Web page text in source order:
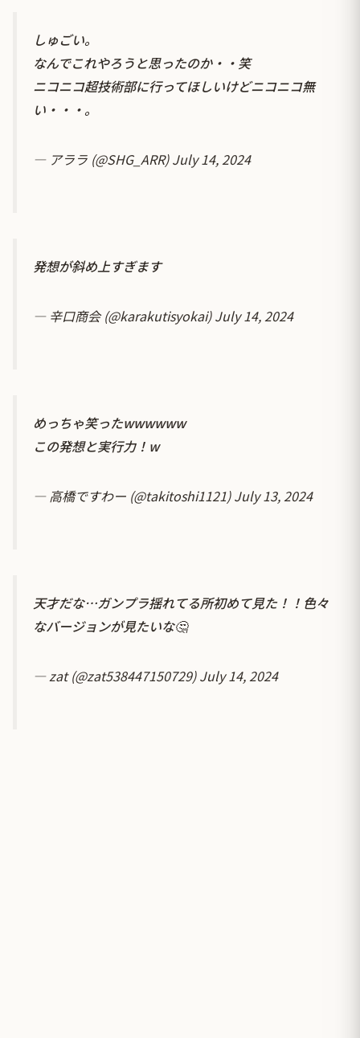
しゅごい。
なんでこれやろうと思ったのか・・笑
ニコニコ超技術部に行ってほしいけどニコニコ無
い・・・。
— アララ (@SHG_ARR)July 14, 2024
発想が斜め上すぎます
— 辛口商会 (@karakutisyokai)July 14, 2024
めっちゃ笑ったwwwwww
この発想と実行力！w
— 高橋ですわー (@takitoshi1121)July 13, 2024
天才だな…ガンプラ揺れてる所初めて見た！！色々
なバージョンが見たいな🤔
— zat (@zat538447150729)July 14, 2024